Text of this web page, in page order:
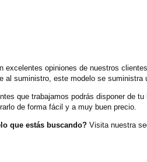
excelentes opiniones de nuestros
suministro, este modelo se
que trabajamos podrás disponer de
de forma fácil y a muy buen precio.
que estás buscando? Visita nuestra